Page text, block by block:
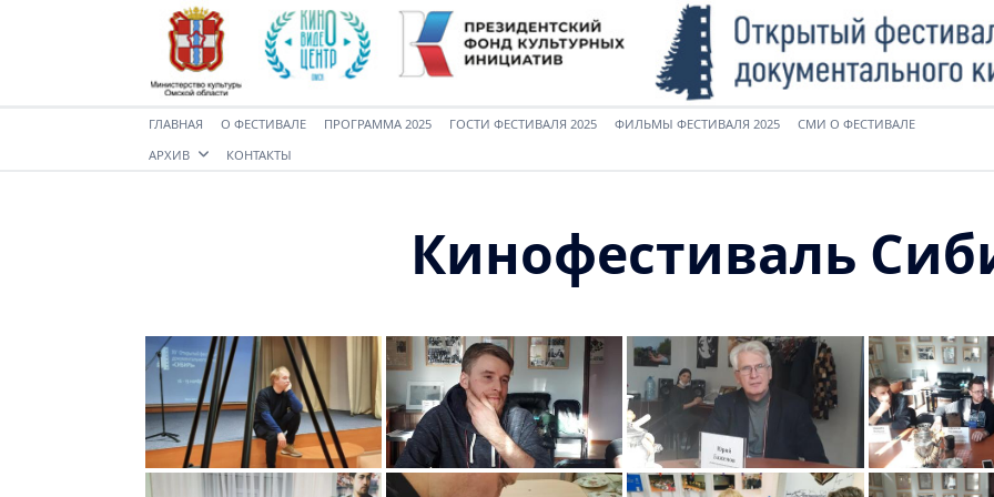
ГЛАВНАЯ О ФЕСТИВАЛЕ ПРОГРАММА 2025 ГОСТИ ФЕСТИВАЛЯ 2025 ФИЛЬМЫ ФЕСТИВАЛЯ 2025
СМИ О ФЕСТИВАЛЕ
АРХИВ
КОНТАКТЫ
Кинофестиваль